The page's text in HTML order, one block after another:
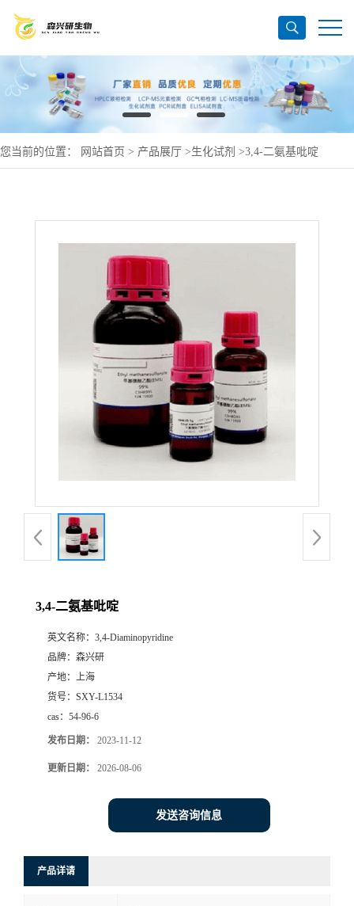
您当前的位置： 网站首页 > 产品展厅 >生化试剂 >3,4-二氨基吡啶
3,4-二氨基吡啶
英文名称： 3,4-Diaminopyridine
品牌： 森兴研
产地： 上海
货号： SXY-L1534
cas： 54-96-6
发布日期： 2023-11-12
更新日期： 2026-08-06
发送咨询信息
产品详请